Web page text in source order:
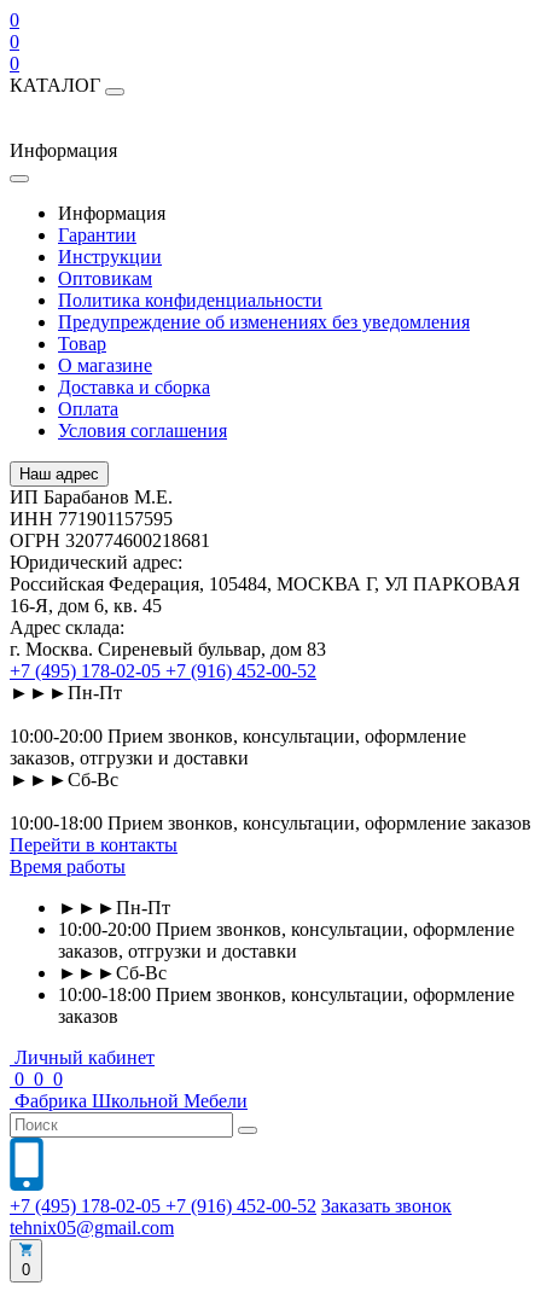
0
0
0
КАТАЛОГ
Информация
Информация
Гарантии
Инструкции
Оптовикам
Политика конфиденциальности
Предупреждение об изменениях без уведомления
Товар
О магазине
Доставка и сборка
Оплата
Условия соглашения
Наш адрес
ИП Барабанов М.Е.
ИНН 771901157595
ОГРН 320774600218681
Юридический адрес:
Российская Федерация, 105484, МОСКВА Г, УЛ ПАРКОВАЯ
16-Я, дом 6, кв. 45
Адрес склада:
г. Москва. Сиреневый бульвар, дом 83
+7 (495) 178-02-05 +7 (916) 452-00-52
►►►Пн-Пт
10:00-20:00 Прием звонков, консультации, оформление
заказов, отгрузки и доставки
►►►Сб-Вс
10:00-18:00 Прием звонков, консультации, оформление заказов
Перейти в контакты
Время работы
►►►Пн-Пт
10:00-20:00 Прием звонков, консультации, оформление
заказов, отгрузки и доставки
►►►Сб-Вс
10:00-18:00 Прием звонков, консультации, оформление
заказов
Личный кабинет
0 0 0
Фабрика Школьной Мебели
+7 (495) 178-02-05 +7 (916) 452-00-52 Заказать звонок
tehnix05@gmail.com
0